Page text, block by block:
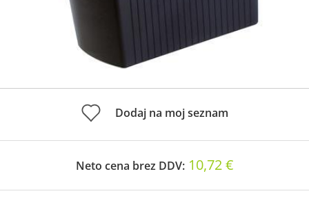
Dodaj na moj seznam
Neto cena brez DDV: 10,72 €